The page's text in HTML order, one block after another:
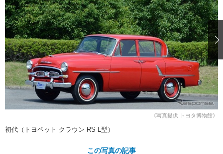
注目の記事
ショップレポート 愛車 File
自動車豆知識 ストップ！不具合修理＆粗悪修理
鈑金・塗装
ディテイリング
ディテイリング 洗車
ヘッドライト磨き コーティング
フィルム・ラッピング
鈑金・塗装
小キズ直し 防錆
特集記事
ストップ 不具合修理＆粗悪修理
カーメーカー「旧車」関連プロジェ
クト
コラム
ショップ紹介
《写真提供 トヨタ博物館》
初代（トヨペット クラウン RS-L型）
この写真の記事